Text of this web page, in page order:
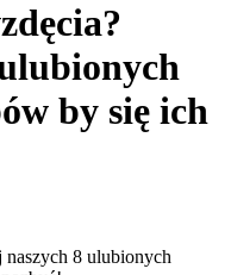
by się ich
naszych 8 ulubionych